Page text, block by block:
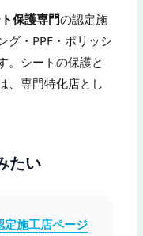
保護専門の認定施
グ・PPF・ポリッシ
。シートの保護と
、専門特化店とし
たい
定施工店ページ